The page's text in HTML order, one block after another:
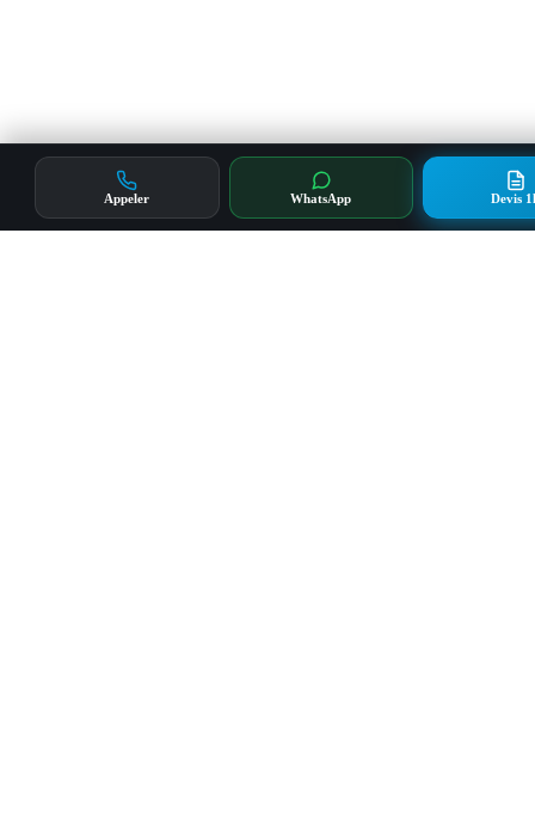
Appeler WhatsApp Devis